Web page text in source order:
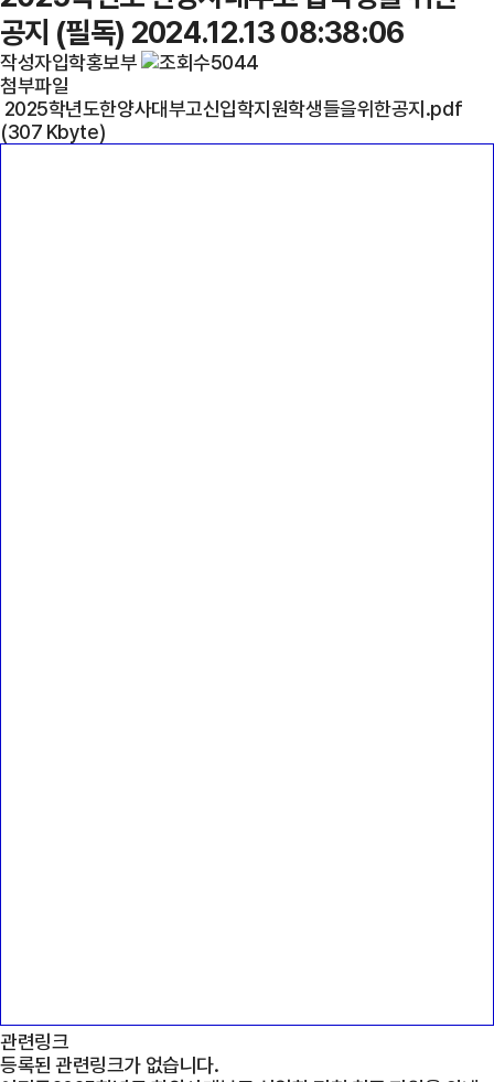
공지 (필독) 2024.12.13 08:38:06
작성자입학홍보부
5044
첨부파일
2025학년도한양사대부고신입학지원학생들을위한공지.pdf
(307 Kbyte)
관련링크
등록된 관련링크가 없습니다.